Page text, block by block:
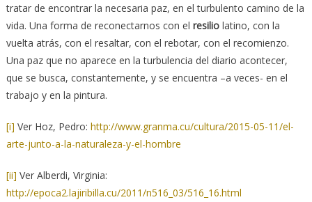
tratar de encontrar la necesaria paz, en el turbulento camino de la
vida. Una forma de reconectarnos con el resiliolatino, con la
vuelta atrás, con el resaltar, con el rebotar, con el recomienzo.
Una paz que no aparece en la turbulencia del diario acontecer,
que se busca, constantemente, y se encuentra –a veces- en el
trabajo y en la pintura.
[i] Ver Hoz, Pedro: http://www.granma.cu/cultura/2015-05-11/el-
arte-junto-a-la-naturaleza-y-el-hombre
[ii] Ver Alberdi, Virginia:
http://epoca2.lajiribilla.cu/2011/n516_03/516_16.html